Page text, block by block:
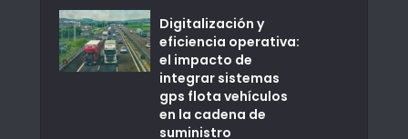
Digitalización y
eficiencia operativa:
el impacto de
integrar sistemas
gps flota vehículos
en la cadena de
suministro